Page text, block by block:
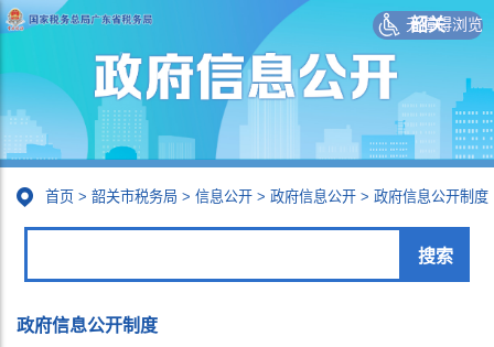
韶关
无障碍浏览
首页 > 韶关市税务局 > 信息公开 > 政府信息公开 > 政府信息公开制度
政府信息公开制度